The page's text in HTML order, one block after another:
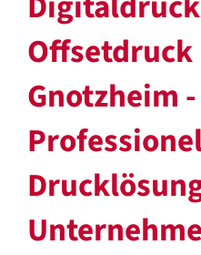
Offsetdruck
Gnotzheim -